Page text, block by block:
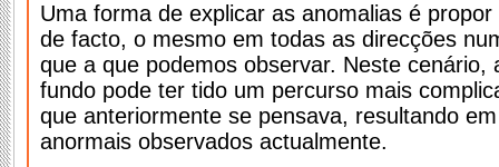
Uma forma de explicar as anomalias é
de facto, o mesmo em todas as direcções
que a que podemos observar. Neste cenário,
fundo pode ter tido um percurso mais
que anteriormente se pensava, resultando
anormais observados actualmente.